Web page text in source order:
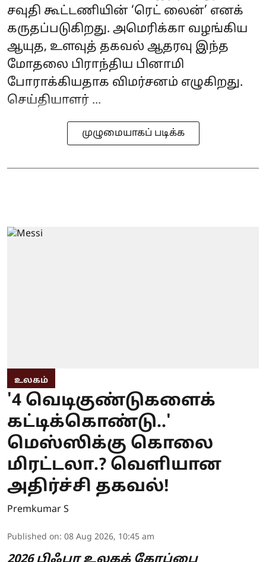
சவுதி கூட்டணியின் ‘ரெட் லைன்’ எனக்
கருதப்படுகிறது. அமெரிக்கா வழங்கிய
ஆயுத, உளவுத் தகவல் ஆதரவு இந்த
மோதலை பிராந்திய பினாமி
போராக்கியதாக விமர்சனம் எழுகிறது.
செய்தியாளர் ...
முழுமையாகப் படிக்க
உலகம்
'4 வெடிகுண்டுகளைக்
கட்டிக்கொண்டு..'
மெஸ்ஸிக்கு கொலை
மிரட்டலா.? வெளியான
அதிர்ச்சி தகவல்!
Premkumar S
Published on: 08 Aug 2026, 10:45 am